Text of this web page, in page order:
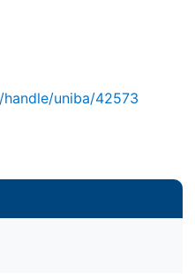
uniba/42573